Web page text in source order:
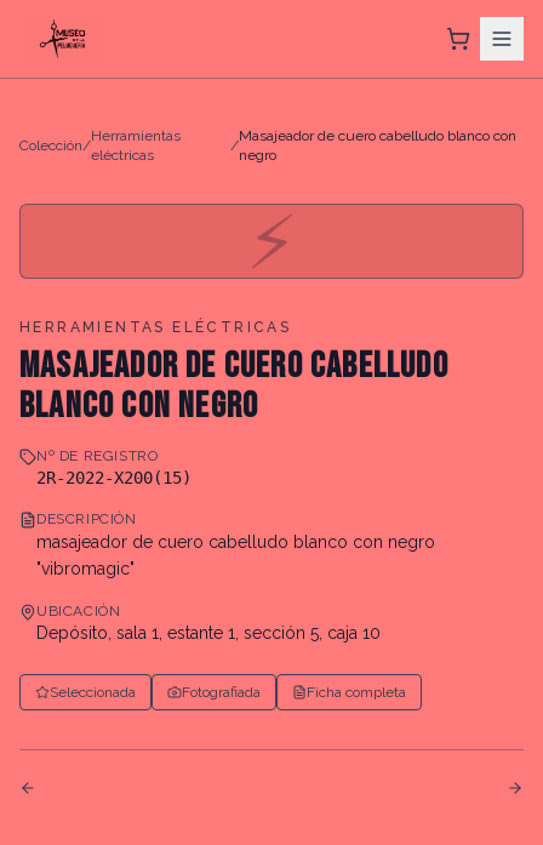
Colección/
Herramientas
eléctricas
/
Masajeador de cuero cabelludo blanco con
negro
⚡
HERRAMIENTAS ELÉCTRICAS
MASAJEADOR DE CUERO CABELLUDO
BLANCO CON NEGRO
Nº DE REGISTRO
2R-2022-X200(15)
DESCRIPCIÓN
masajeador de cuero cabelludo blanco con negro
"vibromagic"
UBICACIÓN
Depósito, sala 1, estante 1, sección 5, caja 10
Seleccionada Fotografiada Ficha completa